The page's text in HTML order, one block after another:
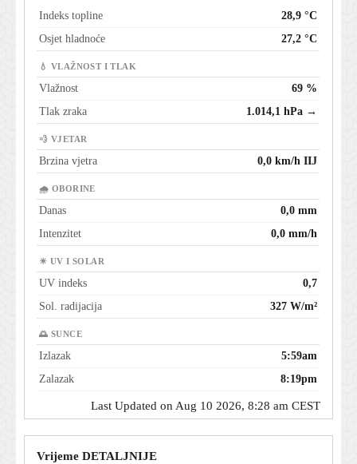
Indeks topline
28,9 °C
Osjet hladnoće
27,2 °C
💧 VLAŽNOST I TLAK
Vlažnost
69 %
Tlak zraka
1.014,1 hPa →
💨 VJETAR
Brzina vjetra 0,0 km/h IIJ
🌧 OBORINE
Danas
0,0 mm
Intenzitet
0,0 mm/h
☀ UV I SOLAR
UV indeks
0,7
Sol. radijacija
327 W/m²
🌅 SUNCE
Izlazak
5:59am
Zalazak
8:19pm
Last Updated on Aug 10 2026, 8:28 am CEST
Vrijeme DETALJNIJE